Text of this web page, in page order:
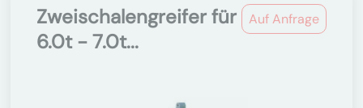
Auf Anfrage
Zweischalengreifer für
6.0t - 7.0t...